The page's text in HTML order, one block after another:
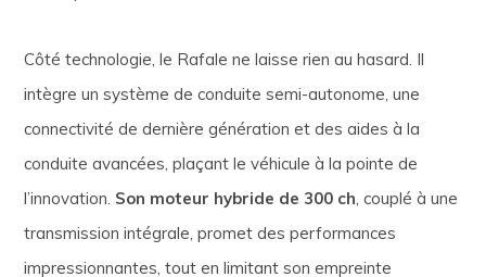
Côté technologie, le Rafale ne laisse rien au hasard. Il
intègre un système de conduite semi-autonome, une
connectivité de dernière génération et des aides à la
conduite avancées, plaçant le véhicule à la pointe de
l’innovation. Son moteur hybride de 300 ch, couplé à une
transmission intégrale, promet des performances
impressionnantes, tout en limitant son empreinte